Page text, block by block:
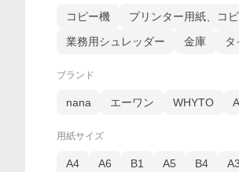
コピー機 プリンター用紙、コ
業務用シュレッダー
金庫
ブランド
nana エーワン WHYTO
用紙サイズ
A4 A6 B1 A5 B4 A3